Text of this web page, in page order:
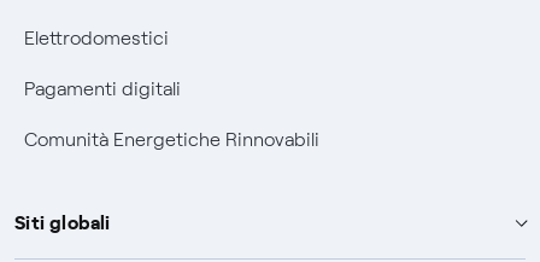
Elettrodomestici
Pagamenti digitali
Comunità Energetiche Rinnovabili
Siti globali